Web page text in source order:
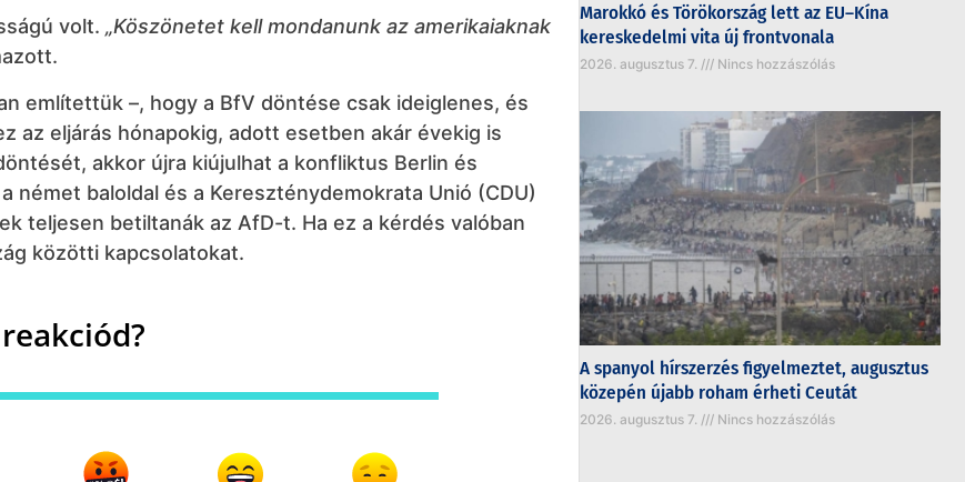
volt. „Köszönetet kell mondanunk az amerikaiaknak
említettük –, hogy a BfV döntése csak ideiglenes, és
az eljárás hónapokig, adott esetben akár évekig is
akkor újra kiújulhat a konfliktus Berlin és
baloldal és a Kereszténydemokrata Unió (CDU)
teljesen betiltanák az AfD-t. Ha ez a kérdés valóban
közötti kapcsolatokat.
Marokkó és Törökország lett az EU–Kína
kereskedelmi vita új frontvonala
2026. augusztus 7. Nincs hozzászólás
A spanyol hírszerzés figyelmeztet, augusztus
közepén újabb roham érheti Ceutát
2026. augusztus 7. Nincs hozzászólás